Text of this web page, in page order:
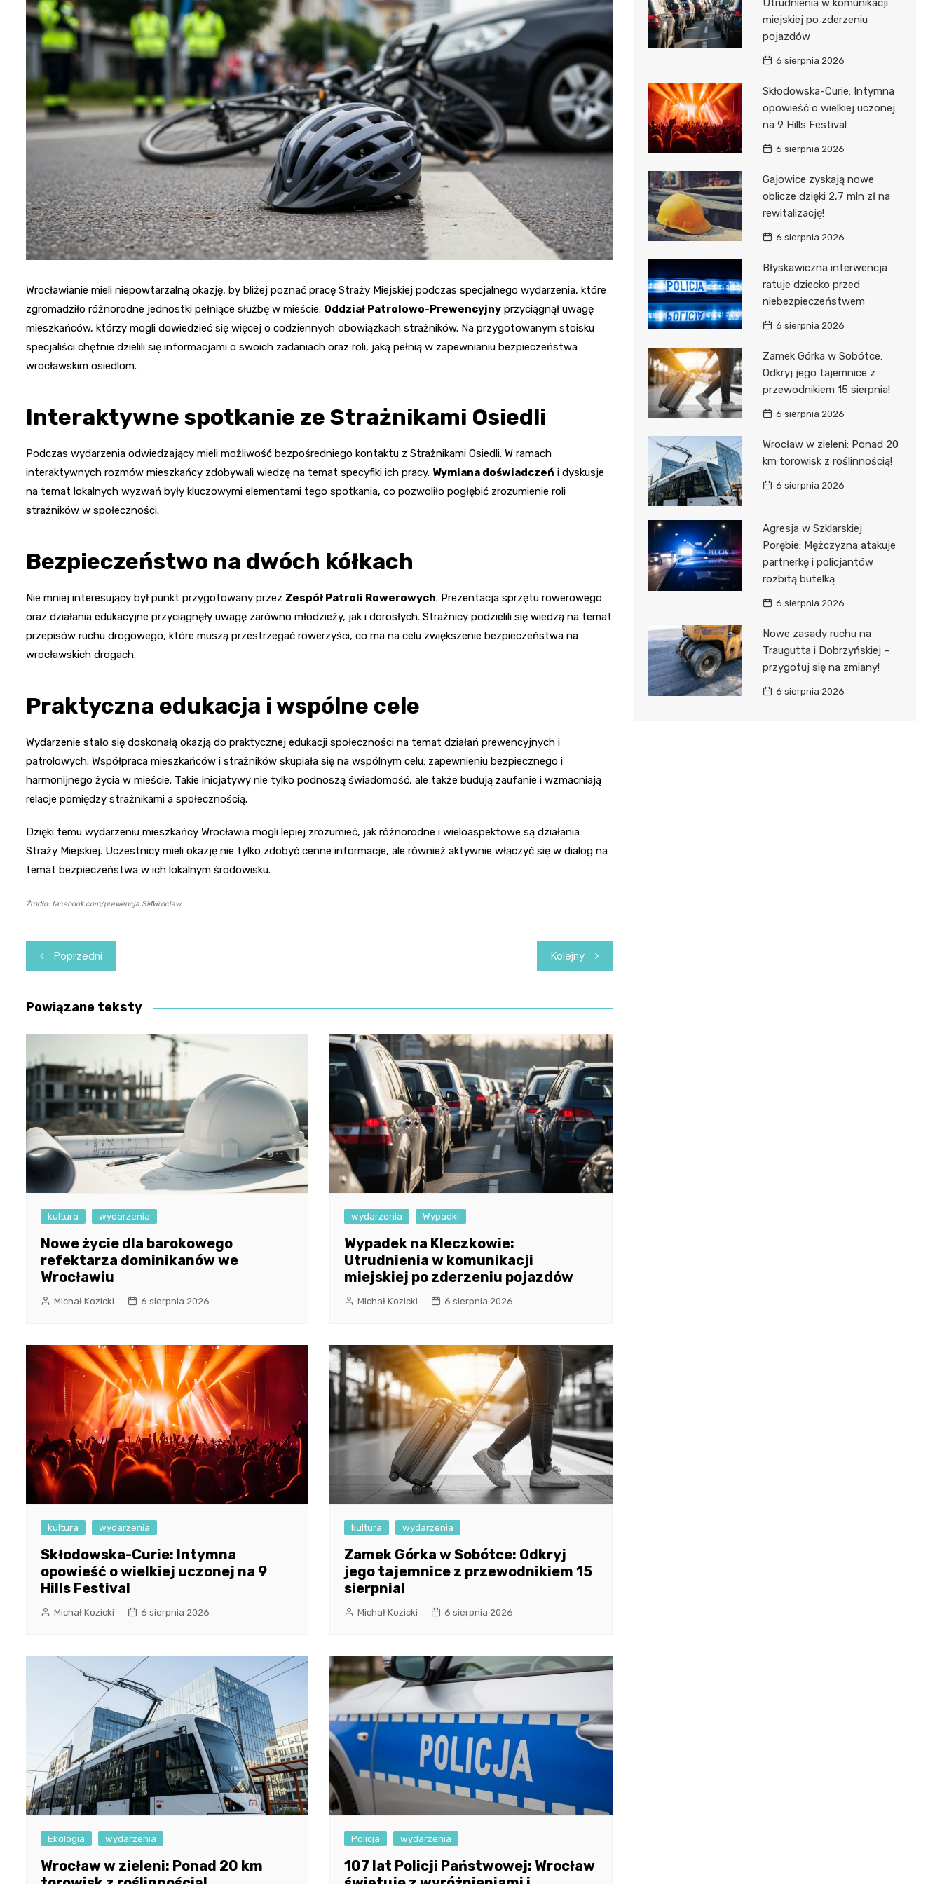
Fryzjer
Kino
Wrocławianie mieli niepowtarzalną okazję, by bliżej poznać pracę Straży Miejskiej podczas specjalnego wydarzenia, które
zgromadziło różnorodne jednostki pełniące służbę w mieście. Oddział Patrolowo-Prewencyjny przyciągnął uwagę
mieszkańców, którzy mogli dowiedzieć się więcej o codziennych obowiązkach strażników. Na przygotowanym stoisku
specjaliści chętnie dzielili się informacjami o swoich zadaniach oraz roli, jaką pełnią w zapewnianiu bezpieczeństwa
wrocławskim osiedlom.
Interaktywne spotkanie ze Strażnikami Osiedli
Podczas wydarzenia odwiedzający mieli możliwość bezpośredniego kontaktu z Strażnikami Osiedli. W ramach
interaktywnych rozmów mieszkańcy zdobywali wiedzę na temat specyfiki ich pracy. Wymiana doświadczeń i dyskusje
na temat lokalnych wyzwań były kluczowymi elementami tego spotkania, co pozwoliło pogłębić zrozumienie roli
strażników w społeczności.
Bezpieczeństwo na dwóch kółkach
Nie mniej interesujący był punkt przygotowany przez Zespół Patroli Rowerowych. Prezentacja sprzętu rowerowego
oraz działania edukacyjne przyciągnęły uwagę zarówno młodzieży, jak i dorosłych. Strażnicy podzielili się wiedzą na temat
przepisów ruchu drogowego, które muszą przestrzegać rowerzyści, co ma na celu zwiększenie bezpieczeństwa na
wrocławskich drogach.
Praktyczna edukacja i wspólne cele
Wydarzenie stało się doskonałą okazją do praktycznej edukacji społeczności na temat działań prewencyjnych i
patrolowych. Współpraca mieszkańców i strażników skupiała się na wspólnym celu: zapewnieniu bezpiecznego i
harmonijnego życia w mieście. Takie inicjatywy nie tylko podnoszą świadomość, ale także budują zaufanie i wzmacniają
relacje pomiędzy strażnikami a społecznością.
Dzięki temu wydarzeniu mieszkańcy Wrocławia mogli lepiej zrozumieć, jak różnorodne i wieloaspektowe są działania
Straży Miejskiej. Uczestnicy mieli okazję nie tylko zdobyć cenne informacje, ale również aktywnie włączyć się w dialog na
temat bezpieczeństwa w ich lokalnym środowisku.
Źródło: facebook.com/prewencja.SMWroclaw
Nawigacja
wpisu
Poprzedni Kolejny
Powiązane teksty
kultura wydarzenia
Nowe życie dla barokowego
refektarza dominikanów we
Wrocławiu
Michał Kozicki 6 sierpnia 2026
wydarzenia Wypadki
Wypadek na Kleczkowie:
Utrudnienia w komunikacji
miejskiej po zderzeniu pojazdów
Michał Kozicki 6 sierpnia 2026
kultura wydarzenia
Skłodowska-Curie: Intymna
opowieść o wielkiej uczonej na 9
Hills Festival
Michał Kozicki 6 sierpnia 2026
kultura wydarzenia
Zamek Górka w Sobótce: Odkryj
jego tajemnice z przewodnikiem 15
sierpnia!
Michał Kozicki 6 sierpnia 2026
Ekologia wydarzenia
Wrocław w zieleni: Ponad 20 km
Policja wydarzenia
107 lat Policji Państwowej: Wrocław
Utrudnienia w komunikacji
miejskiej po zderzeniu
pojazdów
6 sierpnia 2026
Skłodowska-Curie: Intymna
opowieść o wielkiej uczonej
na 9 Hills Festival
6 sierpnia 2026
Gajowice zyskają nowe
oblicze dzięki 2,7 mln zł na
rewitalizację!
6 sierpnia 2026
Błyskawiczna interwencja
ratuje dziecko przed
niebezpieczeństwem
6 sierpnia 2026
Zamek Górka w Sobótce:
Odkryj jego tajemnice z
przewodnikiem 15 sierpnia!
6 sierpnia 2026
Wrocław w zieleni: Ponad 20
km torowisk z roślinnością!
6 sierpnia 2026
Agresja w Szklarskiej
Porębie: Mężczyzna atakuje
partnerkę i policjantów
rozbitą butelką
6 sierpnia 2026
Nowe zasady ruchu na
Traugutta i Dobrzyńskiej –
przygotuj się na zmiany!
6 sierpnia 2026